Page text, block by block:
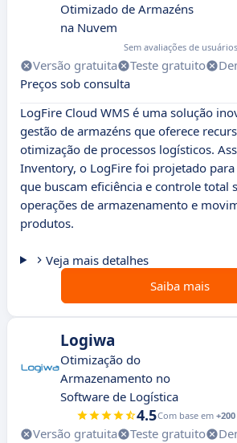
Otimizado de Armazéns
na Nuvem
Sem avaliações de usuários
Versão gratuita Teste gratuito
Preços sob consulta
LogFire Cloud WMS é uma solução
gestão de armazéns que oferece
otimização de processos logísticos.
Inventory, o LogFire foi projetado
que buscam eficiência e controle total
operações de armazenamento e
produtos.
Veja mais detalhes
Saiba mais
Logiwa
Otimização do
Armazenamento no
Software de Logística
4.5Com base em
Versão gratuita Teste gratuito